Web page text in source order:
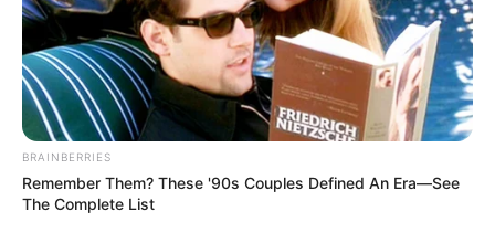
BRAINBERRIES
Remember Them? These '90s Couples Defined An Era—See
The Complete List